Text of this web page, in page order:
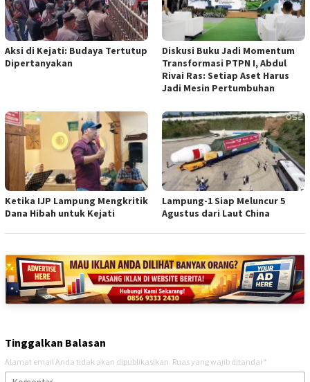
Aksi di Kejati: Budaya Tertutup
Dipertanyakan
Diskusi Buku Jadi Momentum
Transformasi PTPN I, Abdul
Rivai Ras: Setiap Aset Harus
Jadi Mesin Pertumbuhan
Ketika IJP Lampung Mengkritik
Dana Hibah untuk Kejati
Lampung-1 Siap Meluncur 5
Agustus dari Laut China
Tinggalkan Balasan
Alamat email Anda tidak akan dipublikasikan. Ruas yang wajib ditandai *